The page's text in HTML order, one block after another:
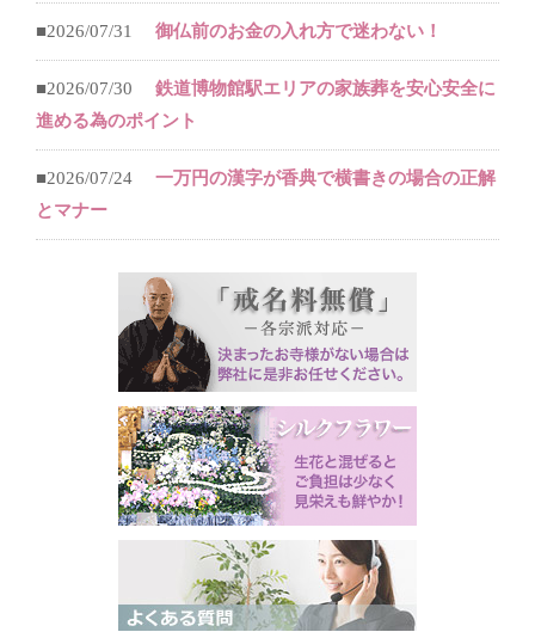
■2026/07/31 御仏前のお金の入れ方で迷わない！
■2026/07/30
鉄道博物館駅エリアの家族葬を安心安全に
進める為のポイント
■2026/07/24
一万円の漢字が香典で横書きの場合の正解
とマナー